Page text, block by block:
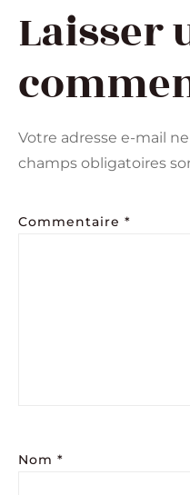
Laisser
Votre adresse e-mail
champs obligatoires
Commentaire *
Nom *